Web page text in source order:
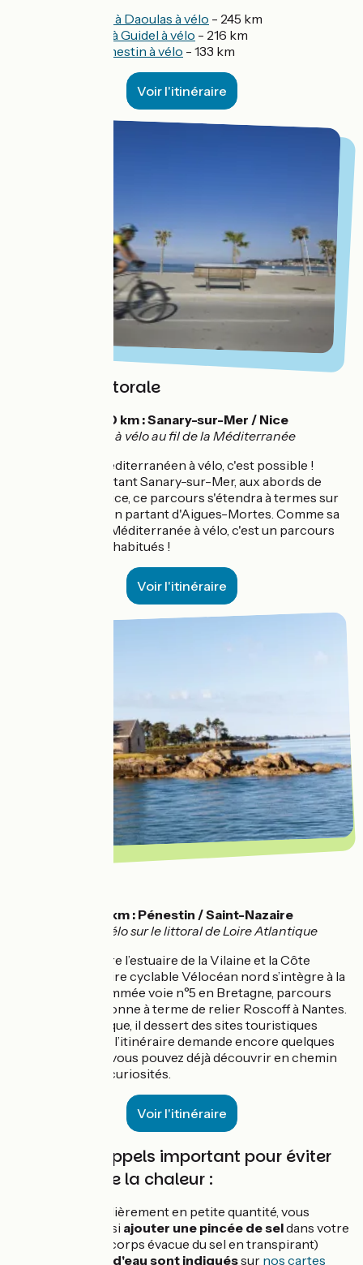
De Roscoff à Daoulas à vélo - 245 km
De Plogoff à Guidel à vélo - 216 km
D'Étel à Pénestin à vélo - 133 km
Voir l'itinéraire
Véloroute Littorale
260 km : Sanary-sur-Mer / Nice
Voyage à vélo au fil de la Méditerranée
Explorer l'arc méditerranéen à vélo, c'est possible !
Reliant pour l'instant Sanary-sur-Mer, aux abords de
Toulon, jusqu'à Nice, ce parcours s'étendra à termes sur
460 kilomètres en partant d'Aigues-Mortes. Comme sa
grande sœur La Méditerranée à vélo, c'est un parcours
dédié aux cyclos habitués !
Voir l'itinéraire
150 km : Pénestin / Saint-Nazaire
Voyage à vélo sur le littoral de Loire Atlantique
Trait d’union entre l’estuaire de la Vilaine et la Côte
d’Amour, l’itinéraire cyclable Vélocéan nord s’intègre à la
véloroute 45, nommée voie n°5 en Bretagne, parcours
côtier qui ambitionne à terme de relier Roscoff à Nantes.
En Loire-Atlantique, il dessert des sites touristiques
remarquables. Si l’itinéraire demande encore quelques
aménagements, vous pouvez déjà découvrir en chemin
de nombreuses curiosités.
Voir l'itinéraire
Quelques rappels important pour éviter
de souffrir de la chaleur :
Buvez régulièrement en petite quantité, vous
pouvez aussi ajouter une pincée de seldans votre
gourde (le corps évacue du sel en transpirant)
points d'eau sont indiquéssur nos cartes